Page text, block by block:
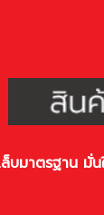
บมาตรฐาน มั่